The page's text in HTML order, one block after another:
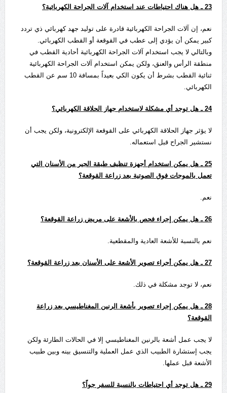
23ـ هل هناك احتياطات عند استخدام آلات الجراحة الكهربائية؟
نعم، إن آلات الجراحة الكهربائية قادرة على توليد جهد كهربائي ذي تردد
كبير يمكن أن يؤدي إلى عطب في القوقعة أو القطب الكهربائي.
وبالتالي لا يجب استخدام آلات الجراحة الكهربائية أحادية القطب في
منطقة الرأس والعنق، ولكن يمكن استخدام آلات الجراحة الكهربائية
ثنائية القطب بشرط أن يكون الكي بعيداً بمسافة 10 سم عن القطب
الكهربائي.
24ـ هل توجد أي مشكلة لاستخدام جهاز الحلاقة الكهربائي؟
لا يؤثر جهاز الحلاقة الكهربائي على القوقعة الإلكترونية، ولكن يجب أن
نستشير الجراح قبل استعماله.
25ـ هل يمكن استخدام أجهزة تنظيف طبقة الجير من الأسنان التي
تعمل بالموجات فوق الصوتية بعد زراعة القوقعة؟
نعم.
26ـ هل يمكن إجراء فحص بالأشعة على مريض زراعة القوقعة؟
نعم بالنسبة للأشعة العادية والمقطعية.
27ـ هل يمكن أجراء تصوير الأشعة على الأسنان بعد زراعة القوقعة؟
نعم، لا توجد مشكلة في ذلك.
28ـ هل يمكن إجراء تصوير بأشعة الرنين المغناطيسي بعد زراعة
القوقعة؟
لا يجب عمل أشعة بالرنين المغناطيسي إلا في الحالات الطارئة ولكن
يجب إستشارة الطبيب الذي عمل العملية والتنسيق بينه وبين طبيب
الأشعة قبل عملها.
29ـ هل توجد أي احتياطات بالنسبة للسفر جواً؟